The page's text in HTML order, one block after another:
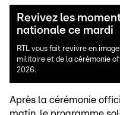
Revivez les
nationale ce mardi
RTL vous fait revivre en
militaire et de la cérémonie
2026.
Après la cérémonie